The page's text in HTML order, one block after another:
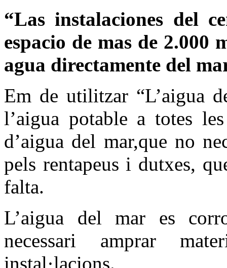
“Las instalaciones del
espacio de mas de 2.000
agua directamente del
Em de utilitzar “L’aigua
l’aigua potable a totes
d’aigua del mar,que no
pels rentapeus i dutxes,
falta.
L’aigua del mar es
necessari amprar
instal·lacions.